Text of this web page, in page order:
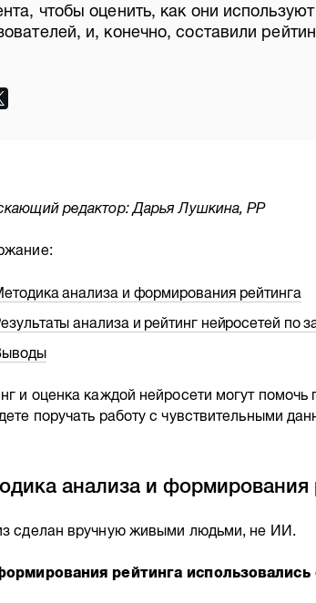
чтобы оценить, как они
и, конечно, составили
редактор: Дарья Лушкина, РР
анализа и формирования рейтинга
анализа и рейтинг нейросетей по
и оценка каждой нейросети могут
поручать работу с чувствительными
анализа и формирования
сделан вручную живыми людьми, не ИИ.
рейтинга